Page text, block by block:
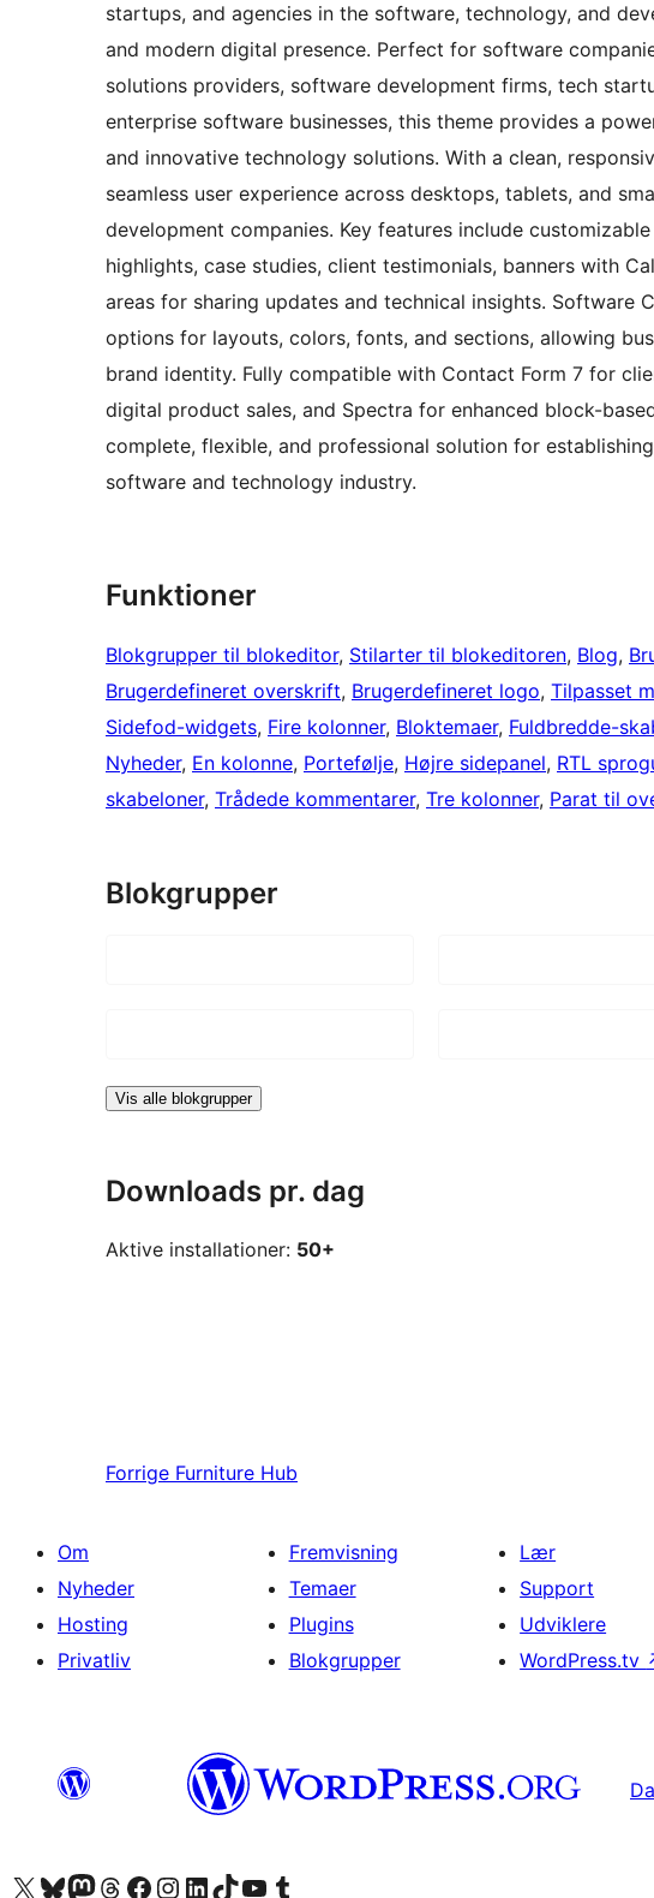
startups, and agencies in the software, technology, and
and modern digital presence. Perfect for software
solutions providers, software development firms, tech
enterprise software businesses, this theme provides a
and innovative technology solutions. With a clean,
seamless user experience across desktops, tablets, and
development companies. Key features include
highlights, case studies, client testimonials, banners with
areas for sharing updates and technical insights. Software
options for layouts, colors, fonts, and sections, allowing
brand identity. Fully compatible with Contact Form 7 for
digital product sales, and Spectra for enhanced block-
complete, flexible, and professional solution for
software and technology industry.
Funktioner
Blokgrupper til blokeditor, Stilarter til blokeditoren, Blog,
Brugerdefineret overskrift, Brugerdefineret logo, Tilpasset
Sidefod-widgets, Fire kolonner, Bloktemaer, Fuldbredde-
Nyheder, En kolonne, Portefølje, Højre sidepanel, RTL
skabeloner, Trådede kommentarer, Tre kolonner, Parat til
Blokgrupper
Vis alle blokgrupper
Downloads pr. dag
Aktive installationer: 50+
Forrige Furniture Hub
Om
Nyheder
Hosting
Privatliv
Fremvisning
Temaer
Plugins
Blokgrupper
Lær
Support
Udviklere
WordPress.tv
Besøg vores X (tidligere Twitter) konto
Besøg vores Bluesky-konto
Besøg vores Mastodon konto
Besøg vores Threads-konto
Besøg vores Facebook sideBesøg vores Instagram konto
Besøg vores LinkedIn konto
Besøg vores TikTok-konto
Besøg vores YouTube-kanalBesøg vores Tumblr-konto